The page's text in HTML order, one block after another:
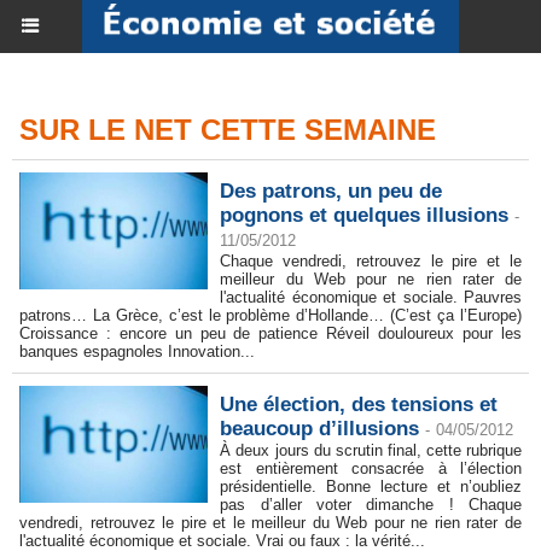
SUR LE NET CETTE SEMAINE
Des patrons, un peu de
pognons et quelques illusions -
11/05/2012
Chaque vendredi, retrouvez le pire et le
meilleur du Web pour ne rien rater de
l'actualité économique et sociale. Pauvres
patrons… La Grèce, c’est le problème d’Hollande… (C’est ça l’Europe)
Croissance : encore un peu de patience Réveil douloureux pour les
banques espagnoles Innovation...
Une élection, des tensions et
beaucoup d’illusions - 04/05/2012
À deux jours du scrutin final, cette rubrique
est entièrement consacrée à l’élection
présidentielle. Bonne lecture et n’oubliez
pas d’aller voter dimanche ! Chaque
vendredi, retrouvez le pire et le meilleur du Web pour ne rien rater de
l'actualité économique et sociale. Vrai ou faux : la vérité...